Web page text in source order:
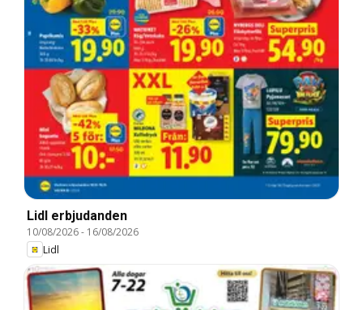
Lidl erbjudanden
10/08/2026- 16/08/2026
Lidl